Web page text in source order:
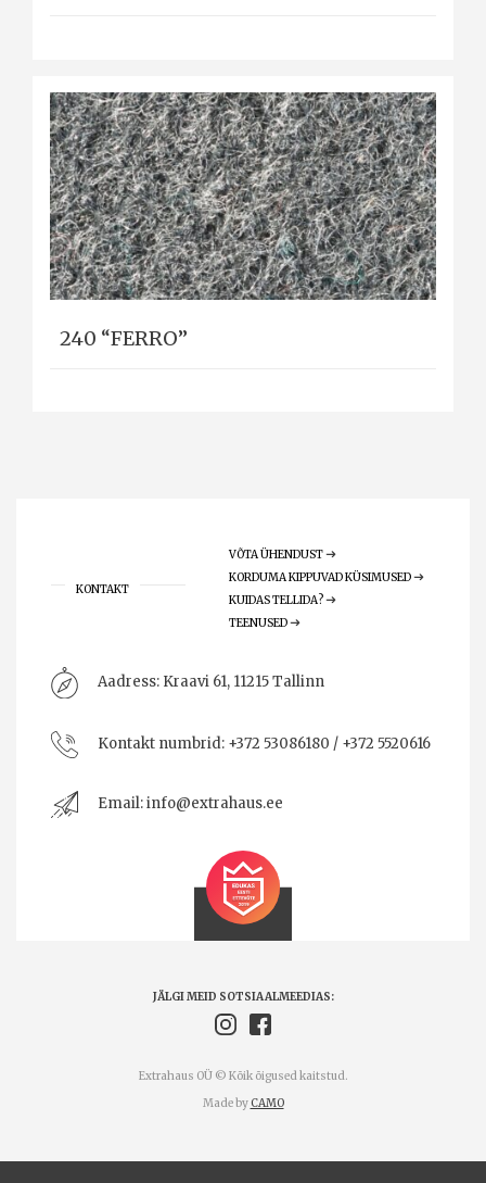
240 “FERRO”
KONTAKT
VÕTA ÜHENDUST
KORDUMA KIPPUVAD KÜSIMUSED
KUIDAS TELLIDA?
TEENUSED
Aadress: Kraavi 61, 11215 Tallinn
Kontakt numbrid: +372 53086180 / +372 5520616
Email:info@extrahaus.ee
Extrahaus OÜ © Kõik õigused kaitstud.
JÄLGI MEID SOTSIAALMEEDIAS:
Made by CAMO